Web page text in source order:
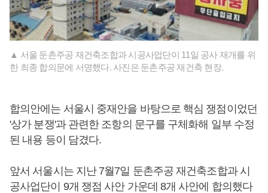
▲ 서울 둔촌주공 재건축조합과 시공사업단이 11일 공사 재개를 위
한 최종 합의문에 서명했다. 사진은 둔촌주공 재건축 현장.
합의안에는 서울시 중재안을 바탕으로 핵심 쟁점이었던
'상가 분쟁'과 관련한 조항의 문구를 구체화해 일부 수정
된 내용 등이 담겼다.
앞서 서울시는 지난 7월7일 둔촌주공 재건축조합과 시
공사업단이 9개 쟁점 사안 가운데 8개 사안에 합의했다